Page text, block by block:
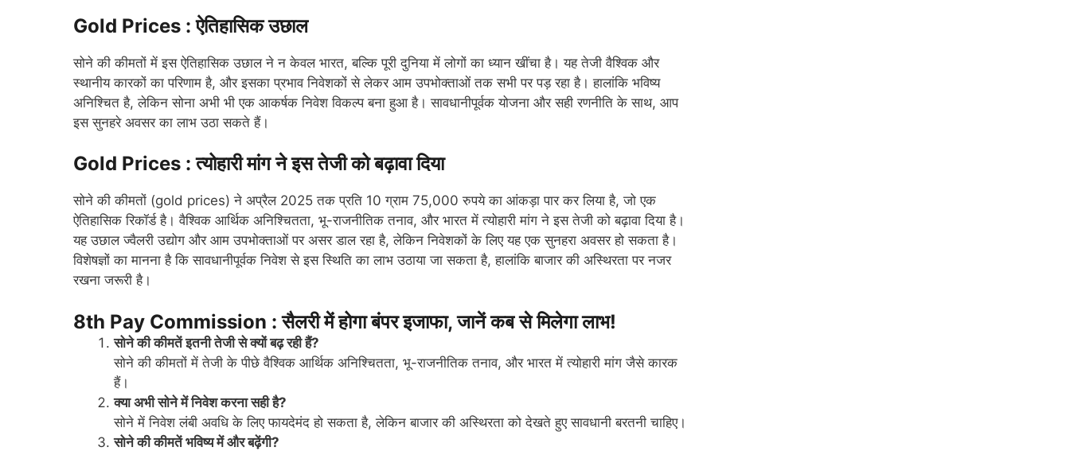
Gold Prices : ऐतिहासिक उछाल
सोने की कीमतों में इस ऐतिहासिक उछाल ने न केवल भारत, बल्कि पूरी दुनिया में लोगों का ध्यान खींचा है। यह तेजी वैश्विक और
स्थानीय कारकों का परिणाम है, और इसका प्रभाव निवेशकों से लेकर आम उपभोक्ताओं तक सभी पर पड़ रहा है। हालांकि भविष्य
अनिश्चित है, लेकिन सोना अभी भी एक आकर्षक निवेश विकल्प बना हुआ है। सावधानीपूर्वक योजना और सही रणनीति के साथ, आप
इस सुनहरे अवसर का लाभ उठा सकते हैं।
Gold Prices : त्योहारी मांग ने इस तेजी को बढ़ावा दिया
सोने की कीमतों (gold prices) ने अप्रैल 2025 तक प्रति 10 ग्राम 75,000 रुपये का आंकड़ा पार कर लिया है, जो एक
ऐतिहासिक रिकॉर्ड है। वैश्विक आर्थिक अनिश्चितता, भू-राजनीतिक तनाव, और भारत में त्योहारी मांग ने इस तेजी को बढ़ावा दिया है।
यह उछाल ज्वैलरी उद्योग और आम उपभोक्ताओं पर असर डाल रहा है, लेकिन निवेशकों के लिए यह एक सुनहरा अवसर हो सकता है।
विशेषज्ञों का मानना है कि सावधानीपूर्वक निवेश से इस स्थिति का लाभ उठाया जा सकता है, हालांकि बाजार की अस्थिरता पर नजर
रखना जरूरी है।
8th Pay Commission : सैलरी में होगा बंपर इजाफा, जानें कब से मिलेगा लाभ!
सोने की कीमतें इतनी तेजी से क्यों बढ़ रही हैं?
सोने की कीमतों में तेजी के पीछे वैश्विक आर्थिक अनिश्चितता, भू-राजनीतिक तनाव, और भारत में त्योहारी मांग जैसे कारक
हैं।
क्या अभी सोने में निवेश करना सही है?
सोने में निवेश लंबी अवधि के लिए फायदेमंद हो सकता है, लेकिन बाजार की अस्थिरता को देखते हुए सावधानी बरतनी चाहिए।
सोने की कीमतें भविष्य में और बढ़ेंगी?